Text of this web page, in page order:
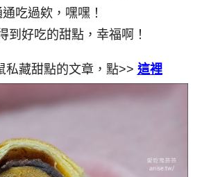
吃過欸，嘿嘿！
到好吃的甜點，幸福啊！
私藏甜點的文章，點>> 這裡